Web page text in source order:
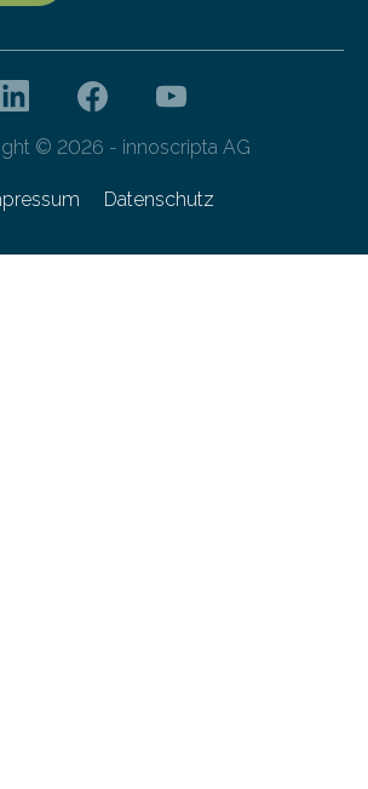
© 2026 - innoscripta AG
Datenschutz